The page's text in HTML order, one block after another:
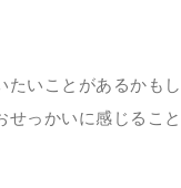
たいことがあるかもし
せっかいに感じること